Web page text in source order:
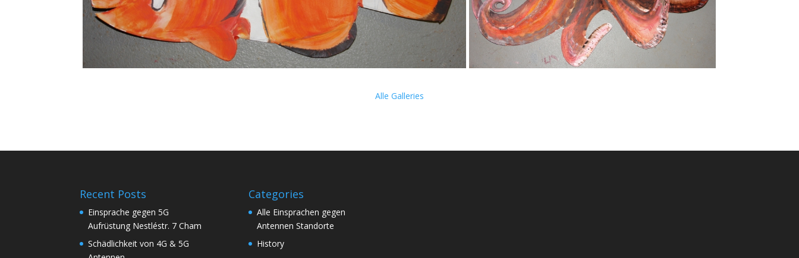
Alle Galleries
Recent Posts
Einsprache gegen 5G
Aufrüstung Nestléstr. 7 Cham
Schädlichkeit von 4G & 5G
Categories
Alle Einsprachen gegen
Antennen Standorte
History